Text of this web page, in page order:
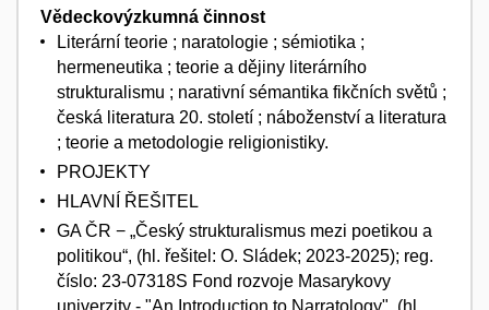
Vědeckovýzkumná činnost
Literární teorie ; naratologie ; sémiotika ;
hermeneutika ; teorie a dějiny literárního
strukturalismu ; narativní sémantika fikčních světů ;
česká literatura 20. století ; náboženství a literatura
; teorie a metodologie religionistiky.
PROJEKTY
HLAVNÍ ŘEŠITEL
GA ČR − „Český strukturalismus mezi poetikou a
politikou“, (hl. řešitel: O. Sládek; 2023-2025); reg.
číslo: 23-07318S Fond rozvoje Masarykovy